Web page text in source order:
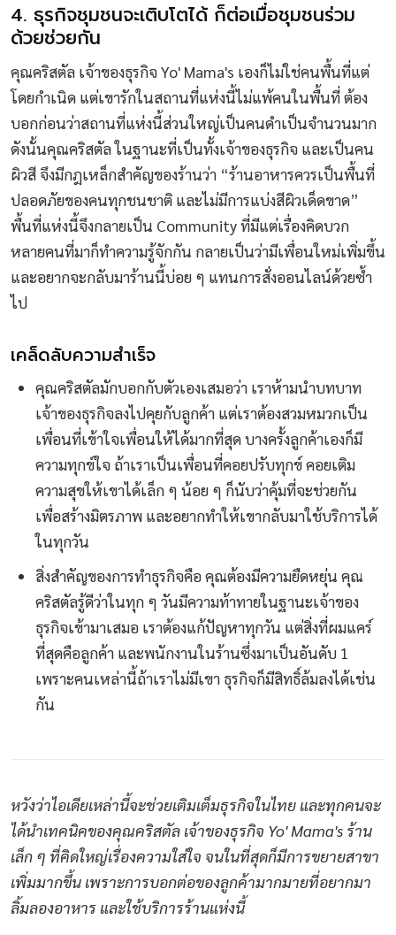
4. ธุรกิจชุมชนจะเติบโตได้ ก็ต่อเมื่อชุมชนร่วม
ด้วยช่วยกัน
คุณคริสตัล เจ้าของธุรกิจ Yo' Mama's เองก็ไม่ใช่คนพื้นที่แต่
โดยกำเนิด แต่เขารักในสถานที่แห่งนี้ไม่แพ้คนในพื้นที่ ต้อง
บอกก่อนว่าสถานที่แห่งนี้ส่วนใหญ่เป็นคนดำเป็นจำนวนมาก
ดังนั้นคุณคริสตัล ในฐานะที่เป็นทั้งเจ้าของธุรกิจ และเป็นคน
ผิวสี จึงมีกฎเหล็กสำคัญของร้านว่า “ร้านอาหารควรเป็นพื้นที่
ปลอดภัยของคนทุกชนชาติ และไม่มีการแบ่งสีผิวเด็ดขาด”
พื้นที่แห่งนี้จึงกลายเป็น Community ที่มีแต่เรื่องคิดบวก
หลายคนที่มาก็ทำความรู้จักกัน กลายเป็นว่ามีเพื่อนใหม่เพิ่มขึ้น
และอยากจะกลับมาร้านนี้บ่อย ๆ แทนการสั่งออนไลน์ด้วยซ้ำ
ไป
เคล็ดลับความสำเร็จ
คุณคริสตัลมักบอกกับตัวเองเสมอว่า เราห้ามนำบทบาท
เจ้าของธุรกิจลงไปคุยกับลูกค้า แต่เราต้องสวมหมวกเป็น
เพื่อนที่เข้าใจเพื่อนให้ได้มากที่สุด บางครั้งลูกค้าเองก็มี
ความทุกข์ใจ ถ้าเราเป็นเพื่อนที่คอยปรับทุกข์ คอยเติม
ความสุขให้เขาได้เล็ก ๆ น้อย ๆ ก็นับว่าคุ้มที่จะช่วยกัน
เพื่อสร้างมิตรภาพ และอยากทำให้เขากลับมาใช้บริการได้
ในทุกวัน
สิ่งสำคัญของการทำธุรกิจคือ คุณต้องมีความยืดหยุ่น คุณ
คริสตัลรู้ดีว่าในทุก ๆ วันมีความท้าทายในฐานะเจ้าของ
ธุรกิจเข้ามาเสมอ เราต้องแก้ปัญหาทุกวัน แต่สิ่งที่ผมแคร์
ที่สุดคือลูกค้า และพนักงานในร้านซึ่งมาเป็นอันดับ 1
เพราะคนเหล่านี้ถ้าเราไม่มีเขา ธุรกิจก็มีสิทธิ์ล้มลงได้เช่น
กัน
หวังว่าไอเดียเหล่านี้จะช่วยเติมเต็มธุรกิจในไทย และทุกคนจะ
ได้นำเทคนิคของคุณคริสตัล เจ้าของธุรกิจ Yo' Mama's ร้าน
เล็ก ๆ ที่คิดใหญ่เรื่องความใส่ใจ จนในที่สุดก็มีการขยายสาขา
เพิ่มมากขึ้น เพราะการบอกต่อของลูกค้ามากมายที่อยากมา
ลิ้มลองอาหาร และใช้บริการร้านแห่งนี้